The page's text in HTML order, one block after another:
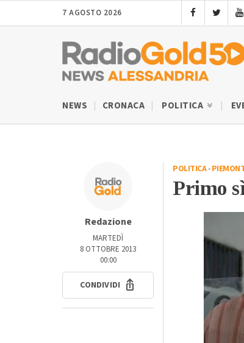
7 AGOSTO 2026
NEWS CRONACA POLITICA
Redazione
MARTEDÌ
8 OTTOBRE 2013
00:00
CONDIVIDI
POLITICA-
Primo